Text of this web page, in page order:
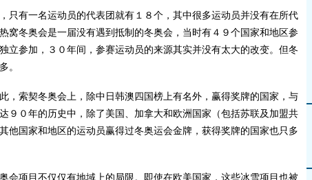
有一名运动员的代表团就有１８个，其中很多运动员并没有在所代
窝冬奥会是一届没有遇到抵制的冬奥会，当时有４９个国家和地区参
立参加，３０年间，参赛运动员的来源其实并没有太大的改变。但冬
。
索契冬奥会上，除中日韩澳四国榜上有名外，赢得奖牌的国家，与
９０年的历史中，除了美国、加拿大和欧洲国家（包括苏联及加盟共
他国家和地区的运动员赢得过冬奥运会金牌，获得奖牌的国家也只多
会项目不仅仅有地域上的局限。即使在欧美国家，这些冰雪项目也被